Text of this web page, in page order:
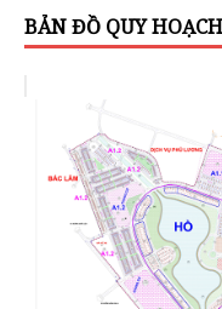
BẢN ĐỒ QUY